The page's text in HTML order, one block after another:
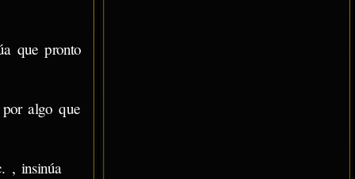
que pronto
por algo que
, insinúa